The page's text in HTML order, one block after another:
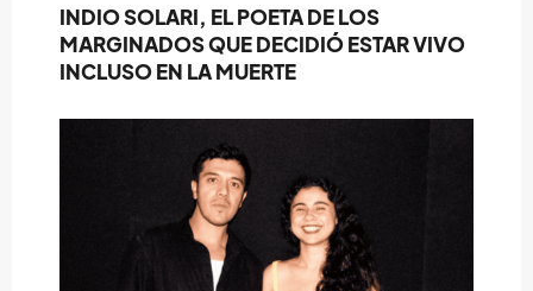
INDIO SOLARI, EL POETA DE LOS
MARGINADOS QUE DECIDIÓ ESTAR VIVO
INCLUSO EN LA MUERTE